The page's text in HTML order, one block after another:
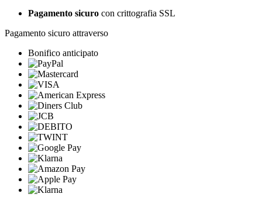
Pagamento sicuro con crittografia SSL
Pagamento sicuro attraverso
Bonifico anticipato